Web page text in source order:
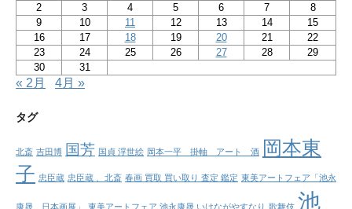
2
3 4 5 6 7
8
9
10 11 12 13 14
15
16
17 18 19 20 21
22
23
24 25 26 27 28
29
30
31
« 2月 4月 »
タグ
北斎 吉田博 国芳 国貞 浮世絵 岡本一平 掛軸 アート 酒
岡本東
子 忠臣蔵 忠臣蔵 、北斎 春画 買取 買い取り 査定 鑑定 東美アートフェア「池永
康晟 日本画展」 東美アートフェア 池永康晟 いけながやすなり 歌舞伎 池